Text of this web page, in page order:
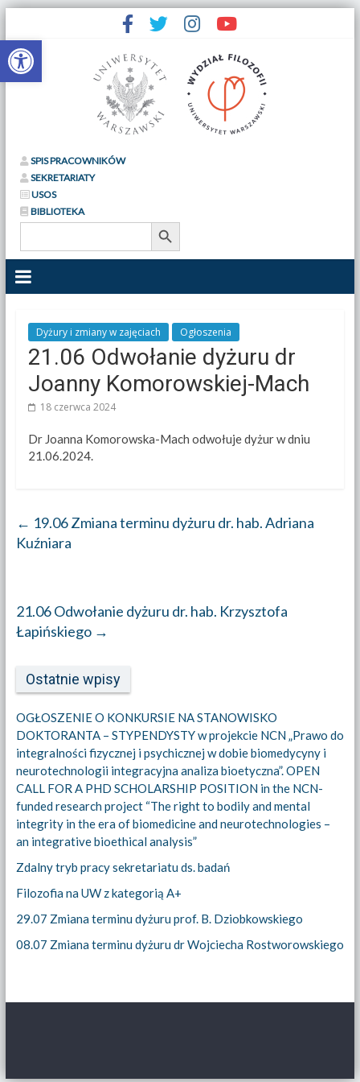
Otwórz pasek narzędzi
SPIS PRACOWNIKÓW
SEKRETARIATY
USOS
BIBLIOTEKA
Search
Search Button
Dyżury i zmiany w zajęciach Ogłoszenia
21.06 Odwołanie dyżuru dr
Joanny Komorowskiej-Mach
18 czerwca 2024
Dr Joanna Komorowska-Mach odwołuje dyżur w dniu
21.06.2024.
← 19.06 Zmiana terminu dyżuru dr. hab. Adriana
Kuźniara
21.06 Odwołanie dyżuru dr. hab. Krzysztofa
Łapińskiego →
Ostatnie wpisy
OGŁOSZENIE O KONKURSIE NA STANOWISKO
DOKTORANTA – STYPENDYSTY w projekcie NCN „Prawo do
integralności fizycznej i psychicznej w dobie biomedycyny i
neurotechnologii integracyjna analiza bioetyczna”. OPEN
CALL FOR A PHD SCHOLARSHIP POSITION in the NCN-
funded research project “The right to bodily and mental
integrity in the era of biomedicine and neurotechnologies –
an integrative bioethical analysis”
Zdalny tryb pracy sekretariatu ds. badań
Filozofia na UW z kategorią A+
29.07 Zmiana terminu dyżuru prof. B. Dziobkowskiego
08.07 Zmiana terminu dyżuru dr Wojciecha Rostworowskiego